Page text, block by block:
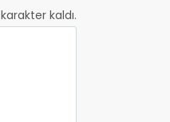
karakter kaldı.